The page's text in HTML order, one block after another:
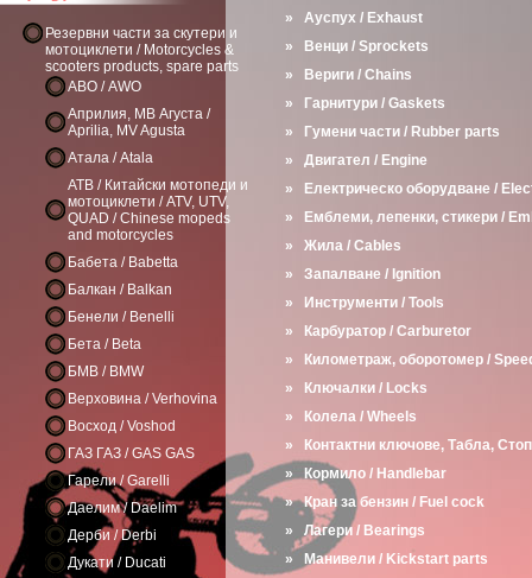
Резервни части за скутери и
мотоциклети / Motorcycles &
scooters products, spare parts
АВО / AWO
Априлия, МВ Агуста /
Aprilia, MV Agusta
Атала / Atala
АТВ / Китайски мотопеди и
мотоциклети / ATV, UTV,
QUAD / Chinese mopeds
and motorcycles
Бабета / Babetta
Балкан / Balkan
Бенели / Benelli
Бета / Beta
БМВ / BMW
Верховина / Verhovina
Восход / Voshod
ГАЗ ГАЗ / GAS GAS
Гарели / Garelli
Даелим / Daelim
Дерби / Derbi
Дукати / Ducati
» Ауспух / Exhaust
»
Венци / Sprockets
»
Вериги / Chains
»
Гарнитури / Gaskets
»
Гумени части / Rubber parts
» Двигател / Engine
»
Електрическо оборудване /
»
Емблеми, лепенки, стикери /
» Жила / Cables
» Запалване / Ignition
»
Инструменти / Tools
»
Карбуратор / Carburetor
»
Километраж, оборотомер /
»
Ключалки / Locks
»
Колела / Wheels
»
Контактни ключове, Табла,
» Кормило / Handlebar
»Кран за бензин / Fuel cock
» Лагери / Bearings
»
Манивели / Kickstart parts